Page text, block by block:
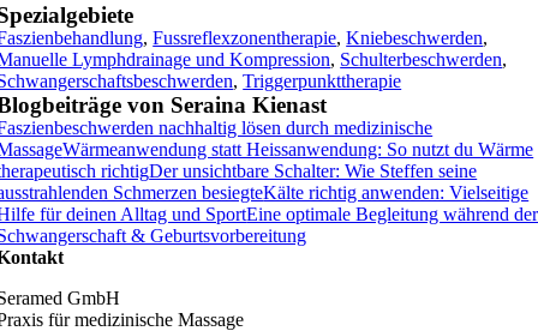
,Fussreflexzonentherapie,Kniebeschwerden,
Lymphdrainage und Kompression, Schulterbeschwerden,
,Triggerpunkttherapie
von Seraina Kienast
nachhaltig lösen durch medizinische
Wärmeanwendung statt Heissanwendung: So nutzt du Wärme
richtigDer unsichtbare Schalter: Wie Steffen seine
Schmerzen besiegteKälte richtig anwenden: Vielseitige
für deinen Alltag und SportEine optimale Begleitung während der
& Geburtsvorbereitung
GmbH
für medizinische Massage